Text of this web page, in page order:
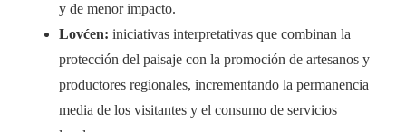
y de menor impacto.
Lovćen: iniciativas interpretativas que combinan la
protección del paisaje con la promoción de artesanos y
productores regionales, incrementando la permanencia
media de los visitantes y el consumo de servicios